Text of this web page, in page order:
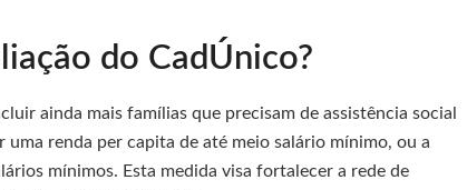
do CadÚnico?
ainda mais famílias que precisam de assistência social
renda per capita de até meio salário mínimo, ou a
mínimos. Esta medida visa fortalecer a rede de